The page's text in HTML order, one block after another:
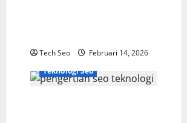
t
i
Tech Seo
Februari 14, 2026
Teknologi Seo